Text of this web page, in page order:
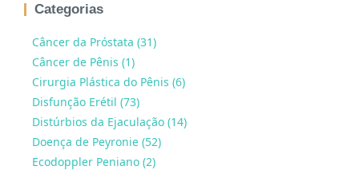
Categorias
Câncer da Próstata (31)
Câncer de Pênis (1)
Cirurgia Plástica do Pênis (6)
Disfunção Erétil (73)
Distúrbios da Ejaculação (14)
Doença de Peyronie (52)
Ecodoppler Peniano (2)